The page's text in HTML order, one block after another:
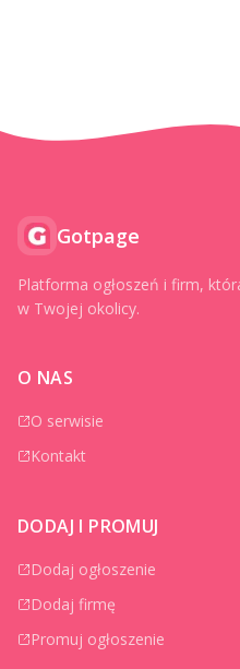
Gotpage
Platforma ogłoszeń i firm,
w Twojej okolicy.
O NAS
O serwisie
Kontakt
DODAJ I PROMUJ
Dodaj ogłoszenie
Dodaj firmę
Promuj ogłoszenie